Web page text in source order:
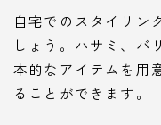
自宅でのスタイリン
しょう。ハサミ、バ
本的なアイテムを用
ることができます。